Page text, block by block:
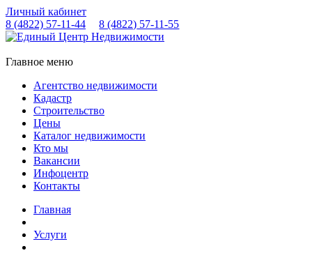
Личный кабинет
8 (4822) 57-11-44 8 (4822) 57-11-55
Главное меню
Агентство недвижимости
Кадастр
Строительство
Цены
Каталог недвижимости
Кто мы
Вакансии
Инфоцентр
Контакты
Главная
Услуги